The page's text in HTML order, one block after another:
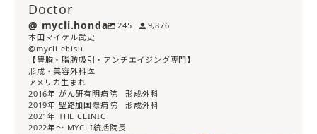
Doctor
mycli.honda 245
9,876
本田マイケル武史
@mycli.ebisu
【豊胸・脂肪吸引・アンチエイジング専門】
形成・美容外科医
アメリカ生まれ
2016年 がん研有明病院 形成外科
2019年 聖路加国際病院 形成外科
2021年 THE CLINIC
2022年〜 MYCLI統括院長